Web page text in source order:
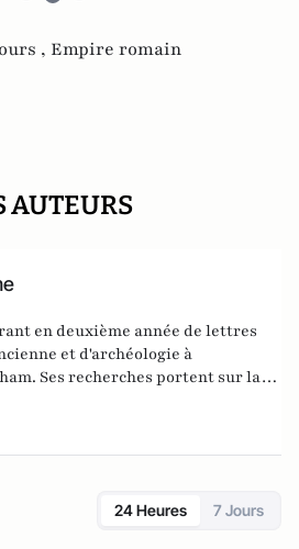
, Empire romain
AUTEURS
en deuxième année de lettres
et d'archéologie à
Ses recherches portent sur la
à la fin de la République romaine
appliquant le concept sociologique
politique, ainsi qu'à la
24 Heures 7 Jours